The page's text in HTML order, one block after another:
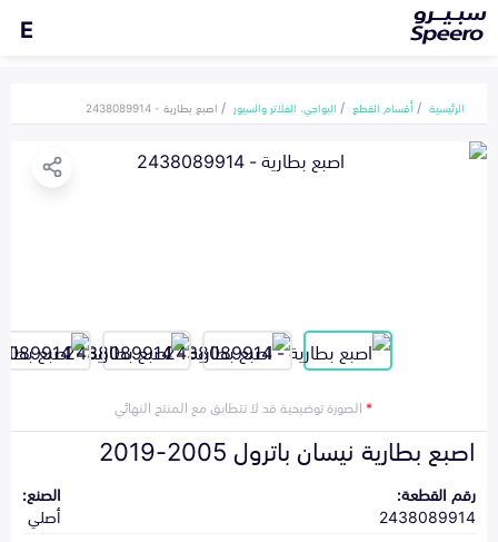
E
الرئيسية أقسام القطع البواجي، الفلاتر والسيور اصبع بطارية - 2438089914
*الصورة توضيحية قد لا تتطابق مع المنتج النهائي
اصبع بطارية نيسان باترول 2005-2019
رقم القطعة:
2438089914
الصنع:
أصلي